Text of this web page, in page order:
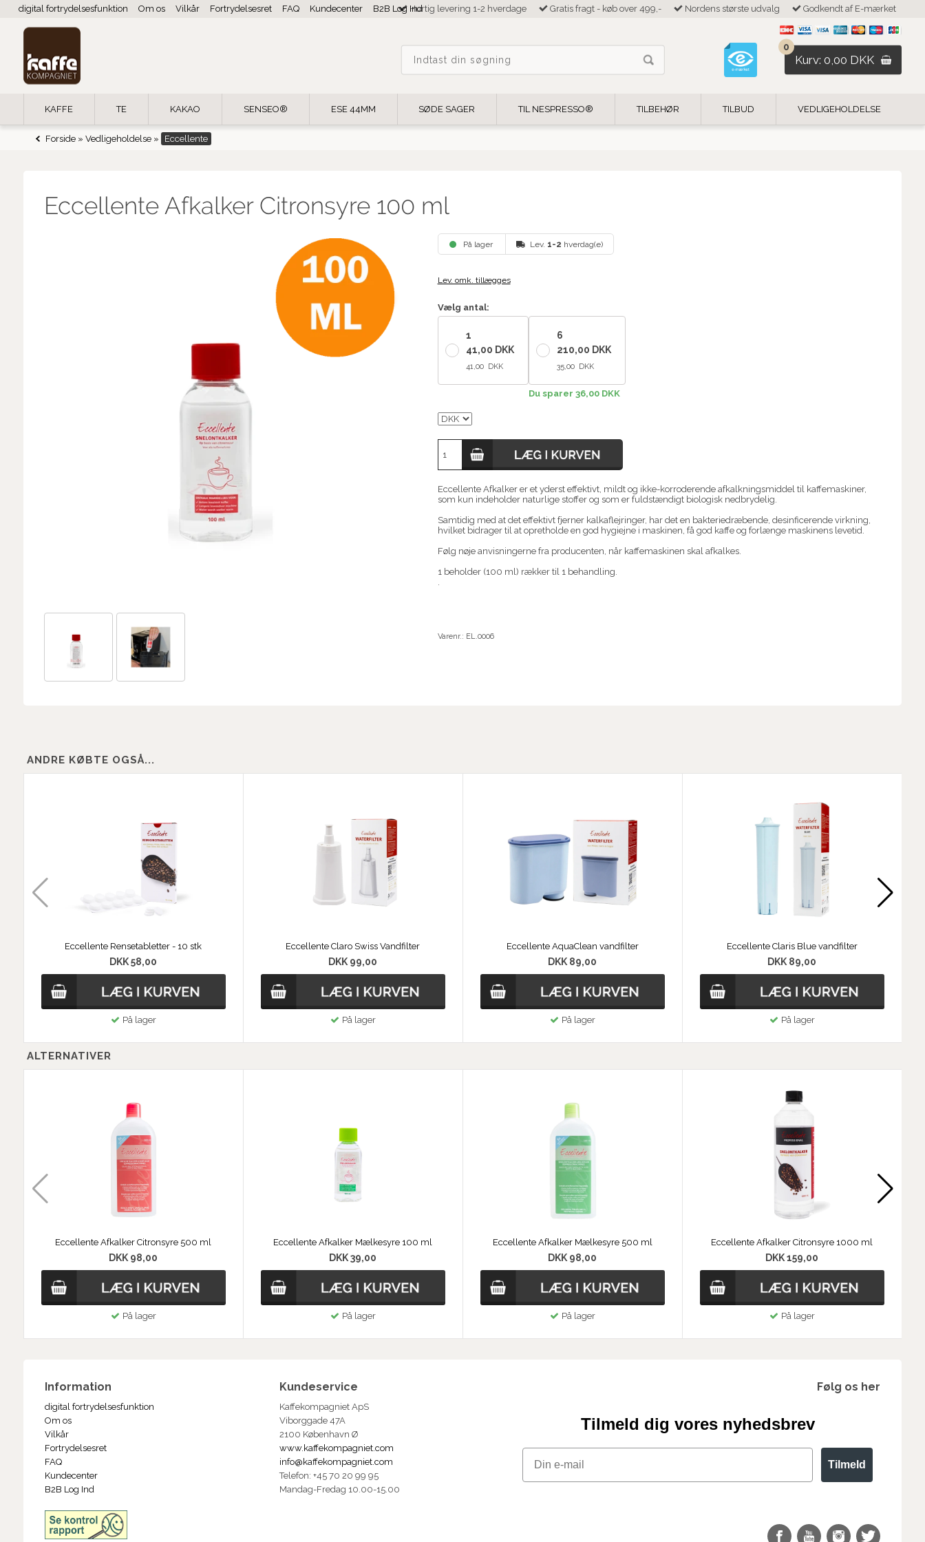
digital fortrydelsesfunktion Om os Vilkår Fortrydelsesret FAQ Kundecenter B2B Log IndHurtig levering 1-2 hverdage Gratis fragt - køb over 499,- Nordens største udvalg Godkendt af E-mærket
0
Kurv: 0,00 DKK
KAFFE TE KAKAO SENSEO® ESE 44MM SØDE SAGER TIL NESPRESSO® TILBEHØR TILBUD VEDLIGEHOLDELSE
Forside» Vedligeholdelse» Eccellente
Eccellente Afkalker Citronsyre 100 ml
På lager Lev. 1-2 hverdag(e)
Lev. omk. tillægges
Vælg antal:
1
41,00 DKK
41,00 DKK
6
210,00 DKK
35,00 DKK
Du sparer 36,00 DKK
Eccellente Afkalker er et yderst effektivt, mildt og ikke-korroderende afkalkningsmiddel til kaffemaskiner,
som kun indeholder naturlige stoffer og som er fuldstændigt biologisk nedbrydelig.
Samtidig med at det effektivt fjerner kalkaflejringer, har det en bakteriedræbende, desinficerende virkning,
hvilket bidrager til at opretholde en god hygiejne i maskinen, få god kaffe og forlænge maskinens levetid.
Følg nøje anvisningerne fra producenten, når kaffemaskinen skal afkalkes.
1 beholder (100 ml) rækker til 1 behandling.
.
Varenr.: EL.0006
ANDRE KØBTE OGSÅ...
Eccellente Rensetabletter - 10 stk
DKK 58,00
På lager
Eccellente Claro Swiss Vandfilter
DKK 99,00
På lager
Eccellente AquaClean vandfilter
DKK 89,00
På lager
Eccellente Claris Blue vandfilter
DKK 89,00
På lager
ALTERNATIVER
Eccellente Afkalker Citronsyre 500 ml
DKK 98,00
På lager
Eccellente Afkalker Mælkesyre 100 ml
DKK 39,00
På lager
Eccellente Afkalker Mælkesyre 500 ml
DKK 98,00
På lager
Eccellente Afkalker Citronsyre 1000 ml
DKK 159,00
På lager
Information
digital fortrydelsesfunktion
Om os
Vilkår
Fortrydelsesret
FAQ
Kundecenter
B2B Log Ind
Kundeservice
Kaffekompagniet ApS
Viborggade 47A
2100 København Ø
www.kaffekompagniet.com
info@kaffekompagniet.com
Telefon: +45 70 20 99 95
Mandag-Fredag 10.00-15.00
Følg os her
Tilmeld dig vores nyhedsbrev
Email
Tilmeld